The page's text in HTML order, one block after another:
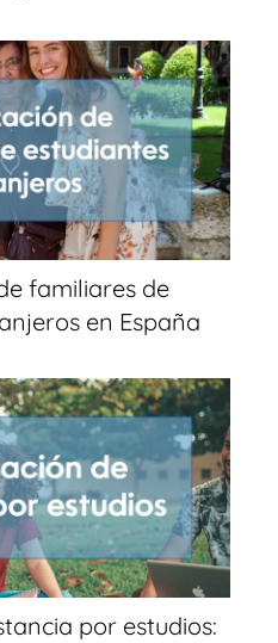
familiares de
en España
por estudios: